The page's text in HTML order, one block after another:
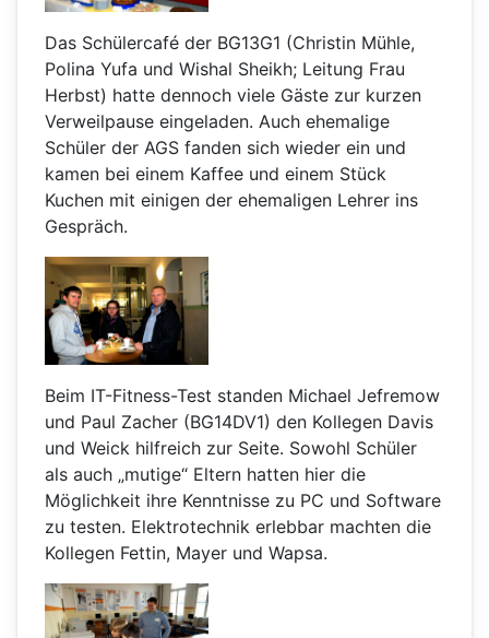
Das Schülercafé der BG13G1 (Christin Mühle,
Polina Yufa und Wishal Sheikh; Leitung Frau
Herbst) hatte dennoch viele Gäste zur kurzen
Verweilpause eingeladen. Auch ehemalige
Schüler der AGS fanden sich wieder ein und
kamen bei einem Kaffee und einem Stück
Kuchen mit einigen der ehemaligen Lehrer ins
Gespräch.
Beim IT-Fitness-Test standen Michael Jefremow
und Paul Zacher (BG14DV1) den Kollegen Davis
und Weick hilfreich zur Seite. Sowohl Schüler
als auch „mutige“ Eltern hatten hier die
Möglichkeit ihre Kenntnisse zu PC und Software
zu testen. Elektrotechnik erlebbar machten die
Kollegen Fettin, Mayer und Wapsa.